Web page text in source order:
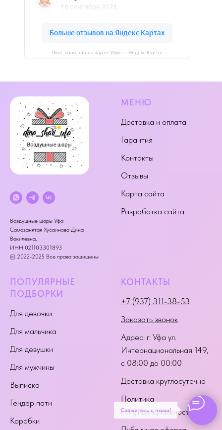
Свяжитесь с нами!
Dina_shari_ufa на карте Уфы — Яндекс Карты
Воздушные шары Уфа
Самозанятая Хусаинова Дина
Вакилевна,
ИНН 021103301893
© 2022-2025 Все права защищены
МЕНЮ
Доставка и оплата
Гарантия
Контакты
Отзывы
Карта сайта
Разработка сайта
ПОПУЛЯРНЫЕ
ПОДБОРКИ
Для девочки
Для мальчика
Для девушки
Для мужчины
Выписка
Гендер пати
Коробки
КОНТАКТЫ
+7 (937) 311-38-53
Заказать звонок
Адрес: г. Уфа ул.
Интернациональная 149,
с 08:00 до 00:00
Доставка круглосуточно
Политика
конфиденциальности